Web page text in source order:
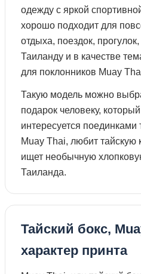
одежду с яркой
хорошо подходит для
отдыха, поездок,
Таиланду и в качестве
для поклонников Muay
Такую модель можно
подарок человеку,
интересуется поединками
Muay Thai, любит тайскую
ищет необычную
Таиланда.
Тайский бокс,
характер принта